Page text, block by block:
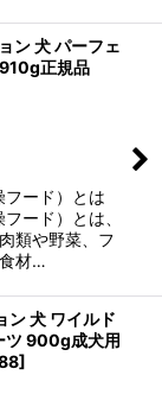
ン 犬 パーフェ
正規品
ード）とは
ード）とは、
類や野菜、フ
材…
ン 犬 ワイルド
ツ 900g成犬用
]